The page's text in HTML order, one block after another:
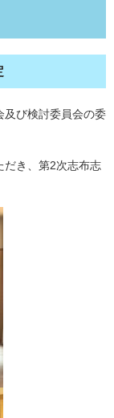
及び検討委員会の委
だき、第2次志布志